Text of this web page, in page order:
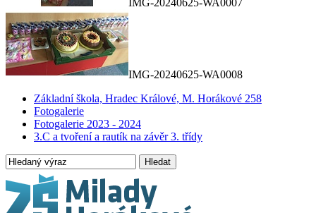
IMG-20240625-WA0007
IMG-20240625-WA0008
Základní škola, Hradec Králové, M. Horákové 258
Fotogalerie
Fotogalerie 2023 - 2024
3.C a tvoření a rautík na závěr 3. třídy
Hledat